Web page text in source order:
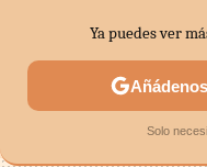
SECTORESYa puedes ver
Solo